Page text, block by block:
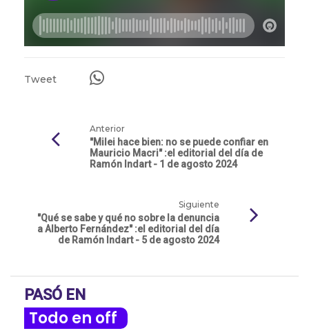
Tweet
Anterior
"Milei hace bien: no se puede confiar en
Mauricio Macri" :el editorial del día de
Ramón Indart - 1 de agosto 2024
Siguiente
"Qué se sabe y qué no sobre la denuncia
a Alberto Fernández" :el editorial del día
de Ramón Indart - 5 de agosto 2024
PASÓ EN
Todo en off